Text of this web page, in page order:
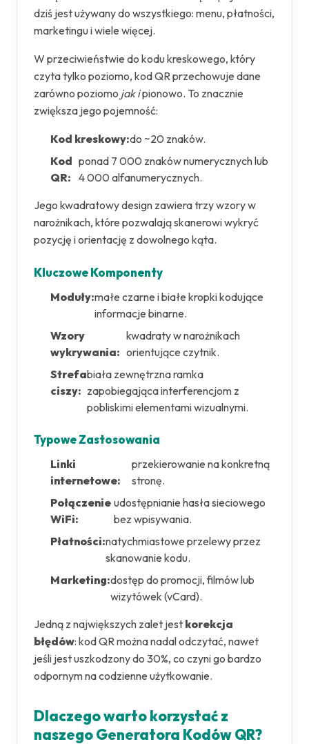
dziś jest używany do wszystkiego: menu, płatności,
marketingu i wiele więcej.
W przeciwieństwie do kodu kreskowego, który
czyta tylko poziomo, kod QR przechowuje dane
zarówno poziomo jak ipionowo. To znacznie
zwiększa jego pojemność:
Kod kreskowy:do ~20 znaków.
Kod
QR:
ponad 7 000 znaków numerycznych lub
4 000 alfanumerycznych.
Jego kwadratowy design zawiera trzy wzory w
narożnikach, które pozwalają skanerowi wykryć
pozycję i orientację z dowolnego kąta.
Kluczowe Komponenty
Moduły:małe czarne i białe kropki kodujące
informacje binarne.
Wzory
wykrywania:
kwadraty w narożnikach
orientujące czytnik.
Strefa
ciszy:
biała zewnętrzna ramka
zapobiegająca interferencjom z
pobliskimi elementami wizualnymi.
Typowe Zastosowania
Linki
internetowe:
przekierowanie na konkretną
stronę.
Połączenie
WiFi:
udostępnianie hasła sieciowego
bez wpisywania.
Płatności:natychmiastowe przelewy przez
skanowanie kodu.
Marketing:dostęp do promocji, filmów lub
wizytówek (vCard).
Jedną z największych zalet jest korekcja
błędów: kod QR można nadal odczytać, nawet
jeśli jest uszkodzony do 30%, co czyni go bardzo
odpornym na codzienne użytkowanie.
Dlaczego warto korzystać z
naszego Generatora Kodów QR?